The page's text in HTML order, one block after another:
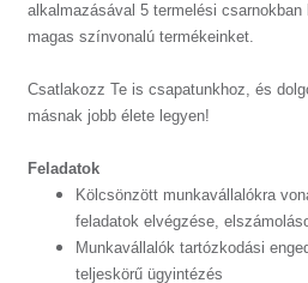
alkalmazásával 5 termelési
magas színvonalú termékeinket.
Csatlakozz Te is csapatunkhoz, és
másnak jobb élete legyen!
Feladatok
Kölcsönzött munkavállalókra
feladatok elvégzése,
Munkavállalók tartózkodási
teljeskörű ügyintézés